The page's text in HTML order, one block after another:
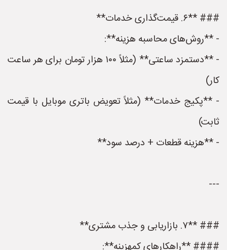
### **۶. قیمت‌گذاری خدمات**
- **روش‌های محاسبه هزینه**:
- **دستمزد ساعتی** (مثلاً ۱۰۰ هزار تومان برای هر ساعت
کار)
- **پکیج خدمات** (مثلاً تعویض باتری موبایل با قیمت
ثابت)
- **هزینه قطعات + درصد سود**
---
### **۷. بازاریابی و جذب مشتری**
#### **راهکارهای کمهزینه**: